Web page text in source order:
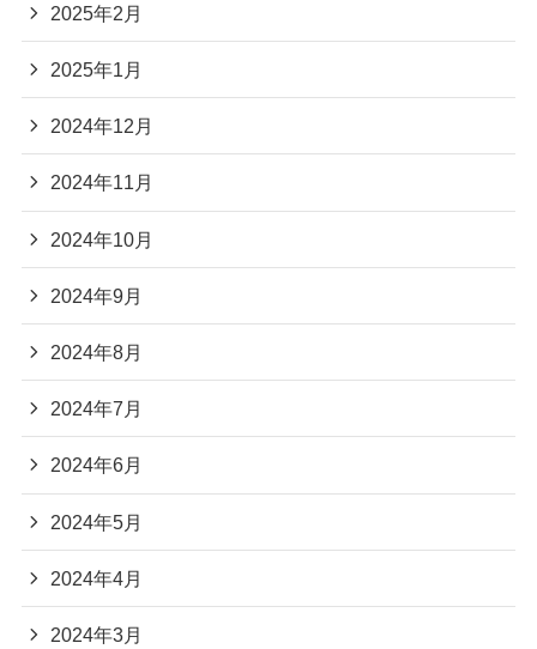
2025年2月
2025年1月
2024年12月
2024年11月
2024年10月
2024年9月
2024年8月
2024年7月
2024年6月
2024年5月
2024年4月
2024年3月